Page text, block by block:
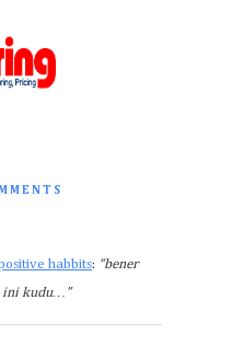
habbits: “bener
ini kudu…”